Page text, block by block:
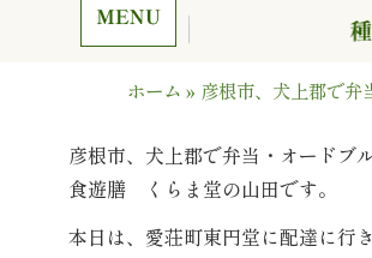
ホーム » 彦根市、犬上郡で弁
彦根市、犬上郡で弁当・オードブ
食遊膳 くらま堂の山田です。
本日は、愛荘町東円堂に配達に行